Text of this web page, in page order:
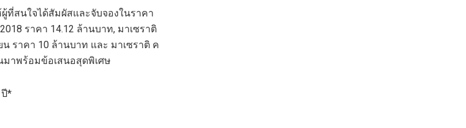
ที่สนใจได้สัมผัสและจับจองในราคา
ราคา 14.12 ล้านบาท, มาเซราติ
ราคา 10 ล้านบาท และ มาเซราติ ค
มาพร้อมข้อเสนอสุดพิเศษ
*